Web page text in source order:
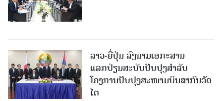
ລາວ-ຍີ່ປຸ່ນ ລົງນາມເອກະສານ
ແລກປ່ຽນສະບັບປັບປຸງສໍາລັບ
ໂຄງການປັບປຸງສະໜາມບິນສາກົນວັດ
ໄຕ